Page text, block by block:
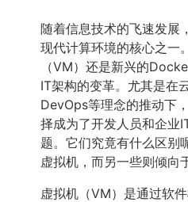
随着信息技术的飞速发展
现代计算环境的核心之一
（VM）还是新兴的
IT架构的变革。尤其是在
DevOps等理念的推动下
择成为了开发人员和企业
题。它们究竟有什么区别
虚拟机，而另一些则倾向
虚拟机（VM）是通过软